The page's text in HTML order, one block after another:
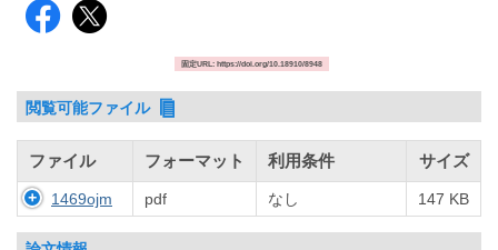
固定URL: https://doi.org/10.18910/8948
閲覧可能ファイル
ファイル フォーマット 利用条件 サイズ
1469ojm pdf なし 147 KB